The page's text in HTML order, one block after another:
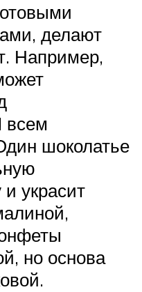
делают
Например,
всем
шоколатье
украсит
но основа